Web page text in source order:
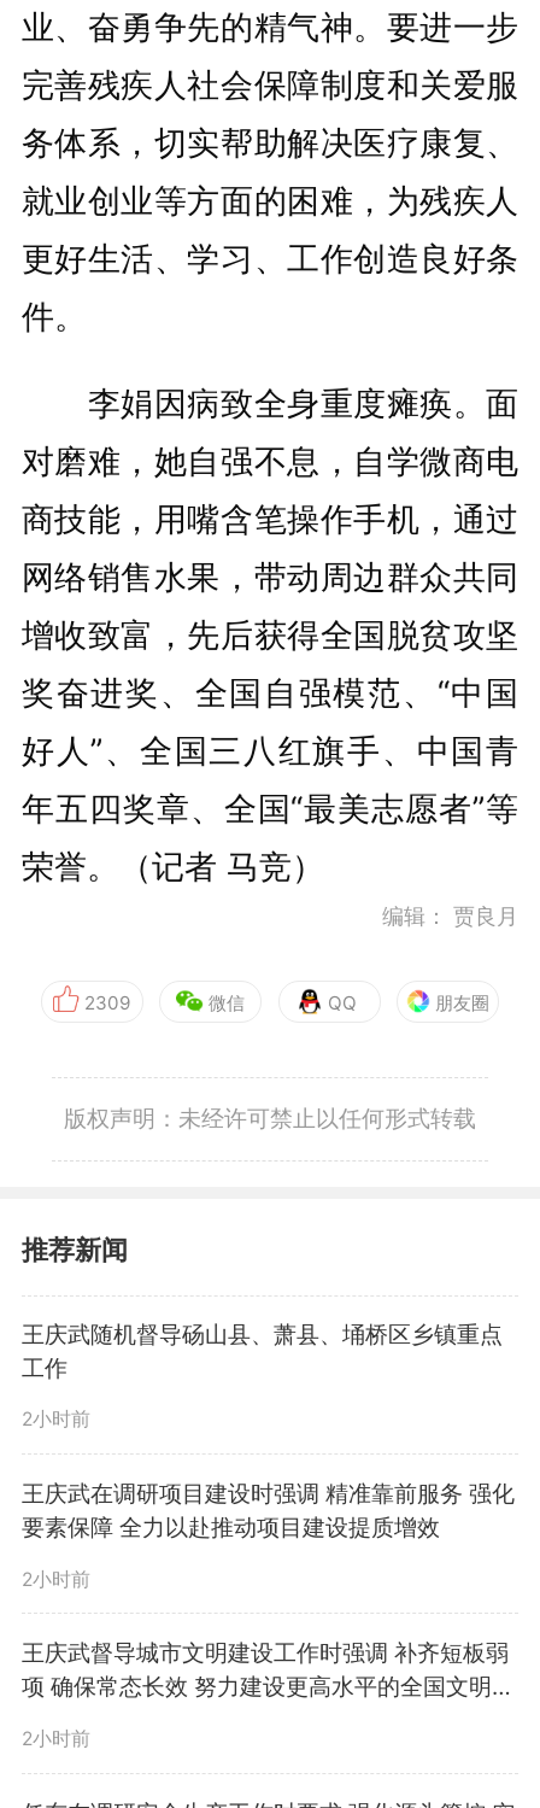
业、奋勇争先的精气神。要进一步
完善残疾人社会保障制度和关爱服
务体系，切实帮助解决医疗康复、
就业创业等方面的困难，为残疾人
更好生活、学习、工作创造良好条
件。
李娟因病致全身重度瘫痪。面
对磨难，她自强不息，自学微商电
商技能，用嘴含笔操作手机，通过
网络销售水果，带动周边群众共同
增收致富，先后获得全国脱贫攻坚
奖奋进奖、全国自强模范、“中国
好人”、全国三八红旗手、中国青
年五四奖章、全国“最美志愿者”等
荣誉。（记者 马竞）
编辑：贾良月
2309 微信 QQ 朋友圈
版权声明：未经许可禁止以任何形式转载
推荐新闻
王庆武随机督导砀山县、萧县、埇桥区乡镇重点
工作
2小时前
王庆武在调研项目建设时强调 精准靠前服务 强化
要素保障 全力以赴推动项目建设提质增效
2小时前
王庆武督导城市文明建设工作时强调 补齐短板弱
项 确保常态长效 努力建设更高水平的全国文明城
2小时前